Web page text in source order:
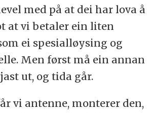
med på at dei har lova å
at vi betaler ein liten
ei spesialløysing og
Men først må ein annan
ut, og tida går.
vi antenne, monterer den,